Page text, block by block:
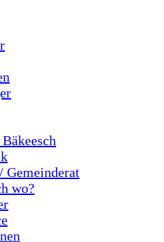
Gemeinderat
wo?